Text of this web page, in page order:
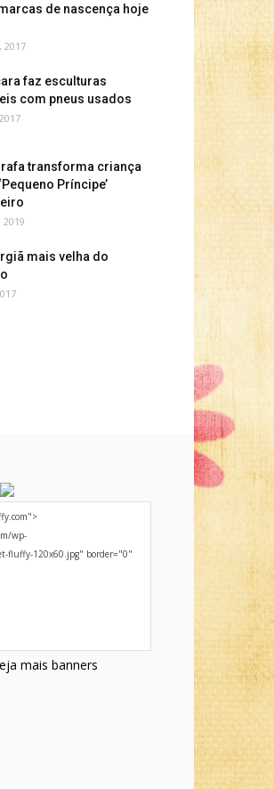
de nascença hoje
2017
faz esculturas
com pneus usados
transforma criança
Príncipe’
mais velha do
mais banners